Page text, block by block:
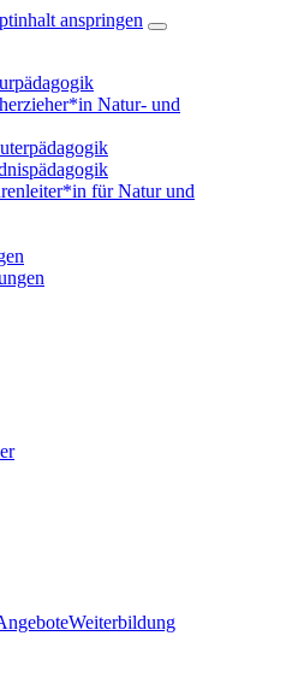
anspringen
Natur- und
für Natur und
Weiterbildung